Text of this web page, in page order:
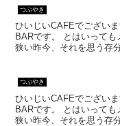
つぶやき
ひいじいCAFEでござい
BARです。 とはいって
狭い昨今、それを思う存
つぶやき
ひいじいCAFEでござい
BARです。 とはいって
狭い昨今、それを思う存